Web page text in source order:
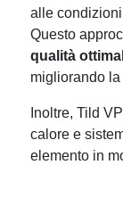
alle
Questo
qualità
migliorando
Inoltre, Tild
calore e
elemento in